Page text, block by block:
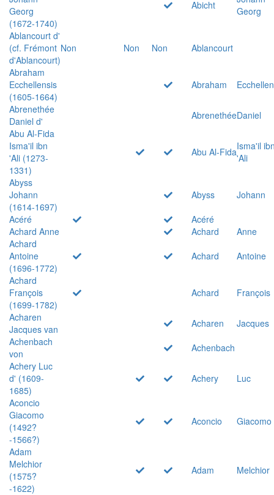
Georg
(1672-1740)
Abicht
Georg
Ablancourt d'
(cf. Frémont
d'Ablancourt)
Non Non Non
Ablancourt
Abraham
Ecchellensis
(1605-1664)
Abraham
Abrenethée
Daniel d'
AbrenethéeDaniel
Abu Al-Fida
Isma'il ibn
'Ali (1273-
1331)
Abu Al-FidaIsma'il
'Ali
Abyss
Johann
(1614-1697)
Abyss
Johann
Acéré
Acéré
Achard Anne
Achard
Anne
Achard
Antoine
(1696-1772)
Achard
Antoine
Achard
François
(1699-1782)
Achard
François
Acharen
Jacques van
Acharen
Jacques
Achenbach
von
Achenbach
Achery Luc
d' (1609-
1685)
Achery
Luc
Aconcio
Giacomo
(1492?
-1566?)
Aconcio Giacomo
Adam
Melchior
(1575?
-1622)
Adam Melchior